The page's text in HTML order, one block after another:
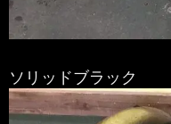
ソリッドブラック